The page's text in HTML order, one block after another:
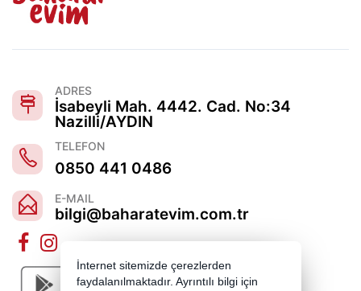
ADRES
İsabeyli Mah. 4442. Cad. No:34
Nazilli/AYDIN
TELEFON
0850 441 0486
E-MAIL
bilgi@baharatevim.com.tr
İnternet sitemizde çerezlerden
faydalanılmaktadır. Ayrıntılı bilgi için